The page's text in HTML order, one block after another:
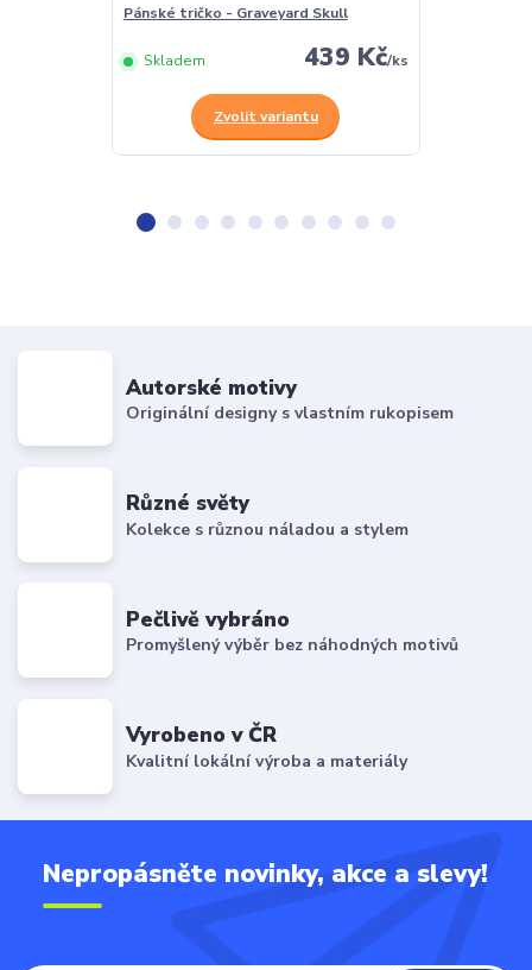
Pánské tričko - Graveyard Skull
439 Kč/ks
Skladem
Zvolit variantu
Autorské motivy
Originální designy s vlastním rukopisem
Různé světy
Kolekce s různou náladou a stylem
Pečlivě vybráno
Promyšlený výběr bez náhodných motivů
Vyrobeno v ČR
Kvalitní lokální výroba a materiály
Nepropásněte novinky, akce a slevy!